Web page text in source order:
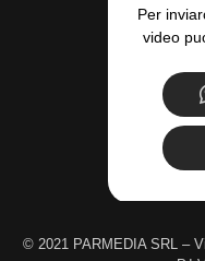
Per
video
© 2021 PARMEDIA SRL –